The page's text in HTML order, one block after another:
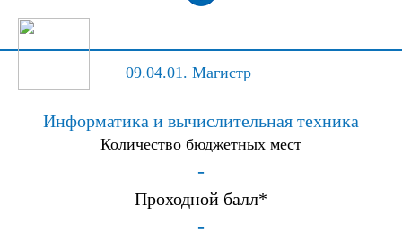
09.04.01. Магистр
Информатика и вычислительная техника
Количество бюджетных мест
-
Проходной балл*